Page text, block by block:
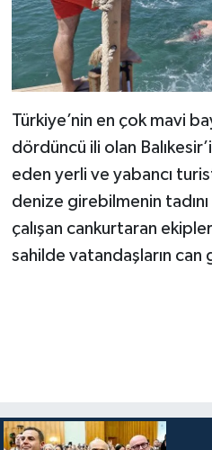
Türkiye’nin en çok mavi
dördüncü ili olan
eden yerli ve yabancı
denize girebilmenin
çalışan cankurtaran
sahilde vatandaşların can